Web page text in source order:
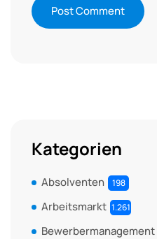
Kategorien
Absolventen 198
Arbeitsmarkt 1.261
Bewerbermanagement